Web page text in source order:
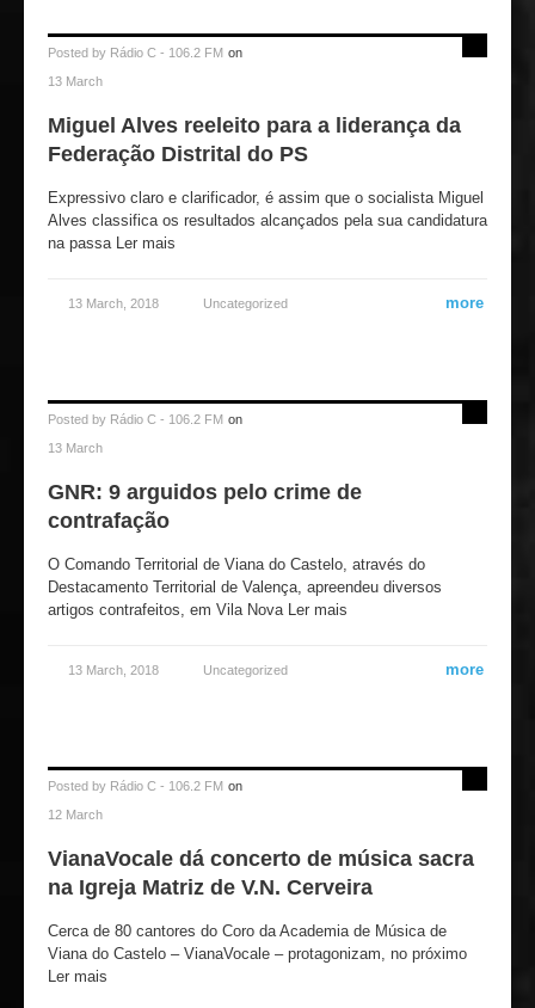
Posted by Rádio C - 106.2 FM on
13 March
Miguel Alves reeleito para a liderança da
Federação Distrital do PS
Expressivo claro e clarificador, é assim que o socialista Miguel
Alves classifica os resultados alcançados pela sua candidatura
na passa Ler mais
13 March, 2018 Uncategorized more
Posted by Rádio C - 106.2 FM on
13 March
GNR: 9 arguidos pelo crime de
contrafação
O Comando Territorial de Viana do Castelo, através do
Destacamento Territorial de Valença, apreendeu diversos
artigos contrafeitos, em Vila Nova Ler mais
13 March, 2018 Uncategorized more
Posted by Rádio C - 106.2 FM on
12 March
VianaVocale dá concerto de música sacra
na Igreja Matriz de V.N. Cerveira
Cerca de 80 cantores do Coro da Academia de Música de
Viana do Castelo – VianaVocale – protagonizam, no próximo
Ler mais